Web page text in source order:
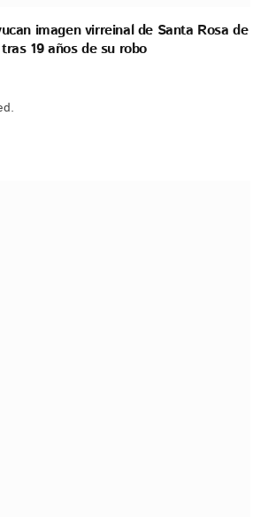
imagen virreinal de Santa Rosa de
19 años de su robo